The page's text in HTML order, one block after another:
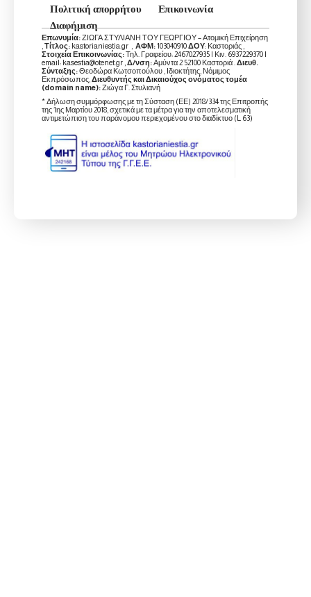
Πολιτική απορρήτου
Επικοινωνία
Διαφήμιση
Επωνυμία:ΖΙΩΓΑ ΣΤΥΛΙΑΝΗ ΤΟΥ ΓΕΩΡΓΙΟΥ – Ατομική Επιχείρηση
,Τίτλος: kastorianiestia.gr , ΑΦΜ:103040910ΔΟΥ: Καστοριάς ,
Στοιχεία Επικοινωνίας:Τηλ. Γραφείου: 2467027935 | Κιν. 6937229370 |
email: kasestia@otenet.gr ,Δ/νση:Αμύντα 2 52100 Καστοριά .Διευθ.
Σύνταξης:Θεοδώρα Κωτσοπούλου , Ιδιοκτήτης, Νόμιμος
Εκπρόσωπος,Διευθυντής και Δικαιούχος ονόματος τομέα
(domain name):Ζιώγα Γ. Στυλιανή
* Δήλωση συμμόρφωσης με τη Σύσταση (ΕΕ) 2018/334 της Επιτροπής
της 1ης Μαρτίου 2018, σχετικά με τα μέτρα για την αποτελεσματική
αντιμετώπιση του παράνομου περιεχομένου στο διαδίκτυο (L 63)